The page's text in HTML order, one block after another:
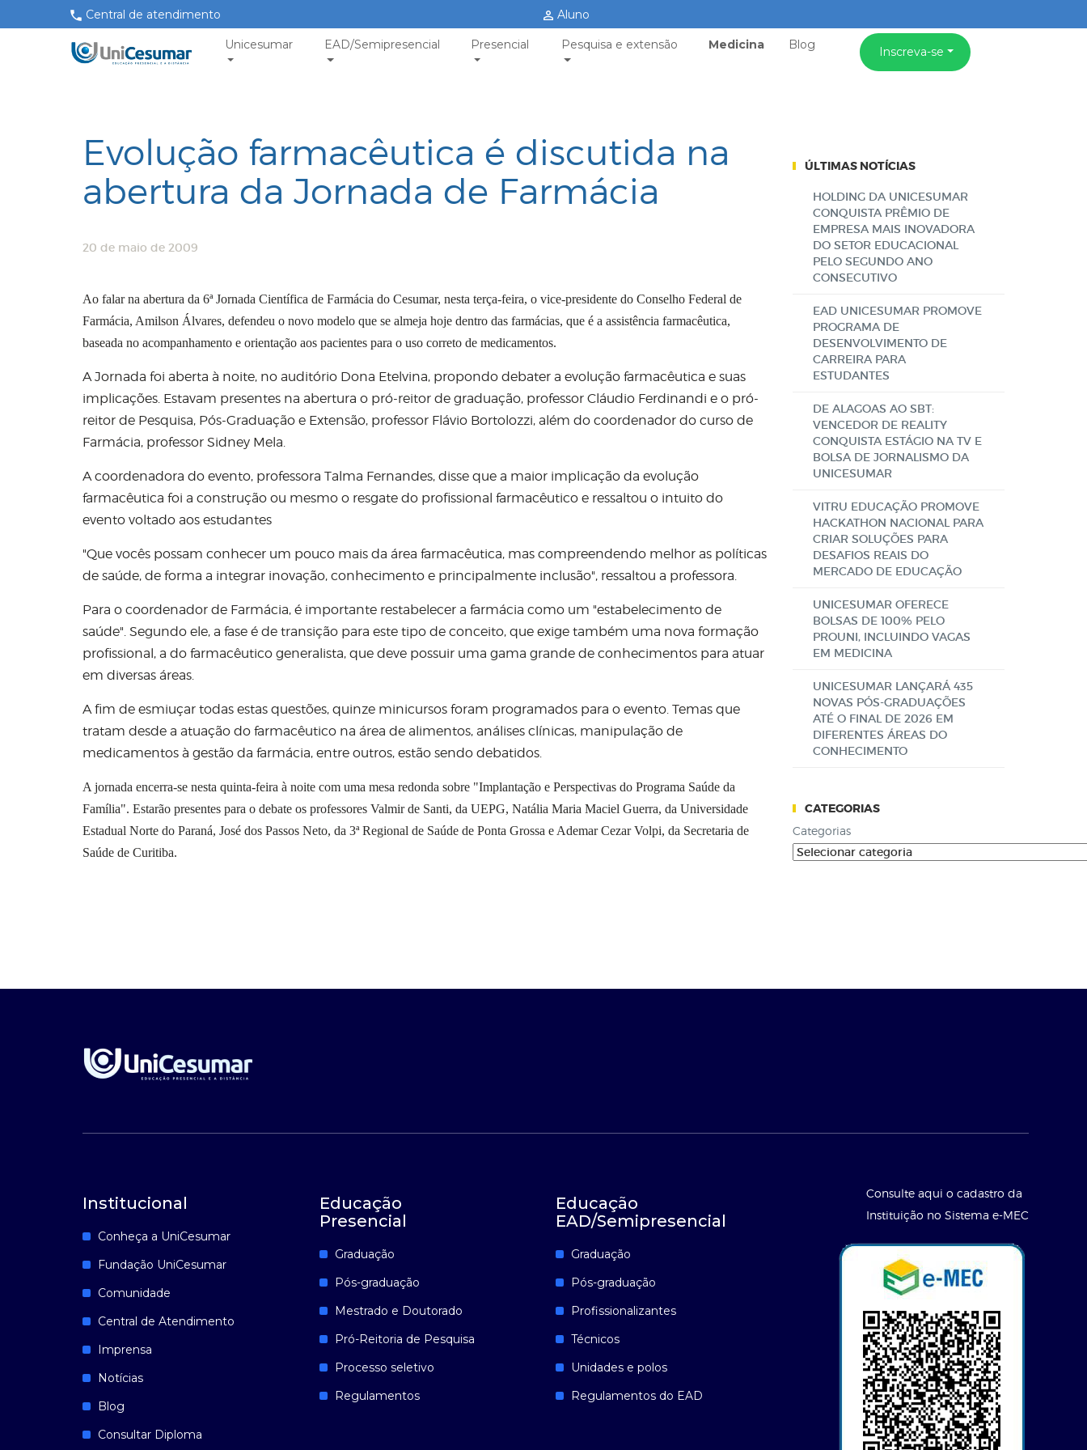
Central de atendimento Aluno
Unicesumar EAD/Semipresencial Presencial Pesquisa e extensão Medicina Blog Inscreva-se
Evolução farmacêutica é discutida na
abertura da Jornada de Farmácia
20 de maio de 2009
Ao falar na abertura da 6ª Jornada Científica de Farmácia do Cesumar, nesta terça-feira, o vice-presidente do Conselho Federal de
Farmácia, Amilson Álvares, defendeu o novo modelo que se almeja hoje dentro das farmácias, que é a assistência farmacêutica,
baseada no acompanhamento e orientação aos pacientes para o uso correto de medicamentos.
A Jornada foi aberta à noite, no auditório Dona Etelvina, propondo debater a evolução farmacêutica e suas
implicações. Estavam presentes na abertura o pró-reitor de graduação, professor Cláudio Ferdinandi e o pró-
reitor de Pesquisa, Pós-Graduação e Extensão, professor Flávio Bortolozzi, além do coordenador do curso de
Farmácia, professor Sidney Mela.
A coordenadora do evento, professora Talma Fernandes, disse que a maior implicação da evolução
farmacêutica foi a construção ou mesmo o resgate do profissional farmacêutico e ressaltou o intuito do
evento voltado aos estudantes
"Que vocês possam conhecer um pouco mais da área farmacêutica, mas compreendendo melhor as políticas
de saúde, de forma a integrar inovação, conhecimento e principalmente inclusão", ressaltou a professora.
Para o coordenador de Farmácia, é importante restabelecer a farmácia como um "estabelecimento de
saúde". Segundo ele, a fase é de transição para este tipo de conceito, que exige também uma nova formação
profissional, a do farmacêutico generalista, que deve possuir uma gama grande de conhecimentos para atuar
em diversas áreas.
A fim de esmiuçar todas estas questões, quinze minicursos foram programados para o evento. Temas que
tratam desde a atuação do farmacêutico na área de alimentos, análises clínicas, manipulação de
medicamentos à gestão da farmácia, entre outros, estão sendo debatidos.
A jornada encerra-se nesta quinta-feira à noite com uma mesa redonda sobre "Implantação e Perspectivas do Programa Saúde da
Família". Estarão presentes para o debate os professores Valmir de Santi, da UEPG, Natália Maria Maciel Guerra, da Universidade
Estadual Norte do Paraná, José dos Passos Neto, da 3ª Regional de Saúde de Ponta Grossa e Ademar Cezar Volpi, da Secretaria de
Saúde de Curitiba.
ÚLTIMAS NOTÍCIAS
HOLDING DA UNICESUMAR
CONQUISTA PRÊMIO DE
EMPRESA MAIS INOVADORA
DO SETOR EDUCACIONAL
PELO SEGUNDO ANO
CONSECUTIVO
EAD UNICESUMAR PROMOVE
PROGRAMA DE
DESENVOLVIMENTO DE
CARREIRA PARA
ESTUDANTES
DE ALAGOAS AO SBT:
VENCEDOR DE REALITY
CONQUISTA ESTÁGIO NA TV E
BOLSA DE JORNALISMO DA
UNICESUMAR
VITRU EDUCAÇÃO PROMOVE
HACKATHON NACIONAL PARA
CRIAR SOLUÇÕES PARA
DESAFIOS REAIS DO
MERCADO DE EDUCAÇÃO
UNICESUMAR OFERECE
BOLSAS DE 100% PELO
PROUNI, INCLUINDO VAGAS
EM MEDICINA
UNICESUMAR LANÇARÁ 435
NOVAS PÓS-GRADUAÇÕES
ATÉ O FINAL DE 2026 EM
DIFERENTES ÁREAS DO
CONHECIMENTO
CATEGORIAS
Categorias
Institucional
Conheça a UniCesumar
Fundação UniCesumar
Comunidade
Central de Atendimento
Imprensa
Notícias
Blog
Consultar Diploma
Educação
Presencial
Graduação
Pós-graduação
Mestrado e Doutorado
Pró-Reitoria de Pesquisa
Processo seletivo
Regulamentos
Educação
EAD/Semipresencial
Graduação
Pós-graduação
Profissionalizantes
Técnicos
Unidades e polos
Regulamentos do EAD
Consulte aqui o cadastro da
Instituição no Sistema e-MEC